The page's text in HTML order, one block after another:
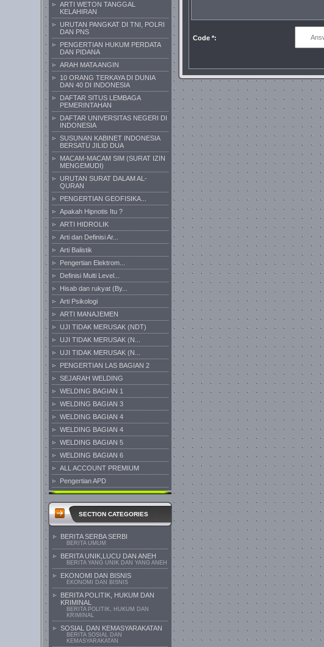
ARTI WETON TANGGAL
KELAHIRAN
URUTAN PANGKAT DI TNI, POLRI
DAN PNS
PENGERTIAN HUKUM PERDATA
DAN PIDANA
ARAH MATA ANGIN
10 ORANG TERKAYA DI DUNIA
DAN 40 DI INDONESIA
DAFTAR SITUS LEMBAGA
PEMERINTAHAN
DAFTAR UNIVERSITAS NEGERI DI
INDONESIA
SUSUNAN KABINET INDONESIA
BERSATU JILID DUA
MACAM-MACAM SIM (SURAT IZIN
MENGEMUDI)
URUTAN SURAT DALAM AL-
QURAN
PENGERTIAN GEOFISIKA...
Apakah Hipnotis Itu ?
ARTI HIDROLIK
Arti dan Definisi Ar...
Arti Balistik
Pengertian Elektrom...
Definisi Multi Level...
Hisab dan rukyat (By...
Arti Psikologi
ARTI MANAJEMEN
UJI TIDAK MERUSAK (NDT)
UJI TIDAK MERUSAK (N...
UJI TIDAK MERUSAK (N...
PENGERTIAN LAS BAGIAN 2
SEJARAH WELDING
WELDING BAGIAN 1
WELDING BAGIAN 3
WELDING BAGIAN 4
WELDING BAGIAN 4
WELDING BAGIAN 5
WELDING BAGIAN 6
ALL ACCOUNT PREMIUM
Pengertian APD
SECTION CATEGORIES
BERITA SERBA SERBI
BERITA UMUM
BERITA UNIK,LUCU DAN ANEH
BERITA YANG UNIK DAN YANG ANEH
EKONOMI DAN BISNIS
EKONOMI DAN BISNIS
BERITA POLITIK, HUKUM DAN
KRIMINAL
BERITA POLITIK, HUKUM DAN
KRIMINAL
SOSIAL DAN KEMASYARAKATAN
BERITA SOSIAL DAN
KEMASYARAKATAN
Code *: